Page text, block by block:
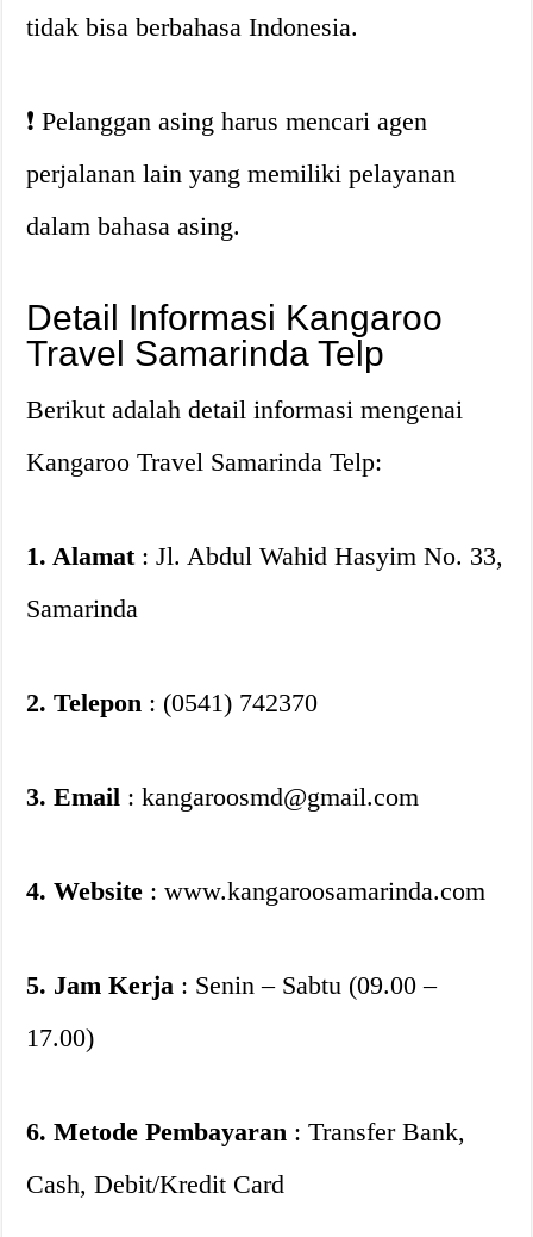
tidak bisa berbahasa Indonesia.
❗️ Pelanggan asing harus mencari agen
perjalanan lain yang memiliki pelayanan
dalam bahasa asing.
Detail Informasi Kangaroo
Travel Samarinda Telp
Berikut adalah detail informasi mengenai
Kangaroo Travel Samarinda Telp:
1. Alamat: Jl. Abdul Wahid Hasyim No. 33,
Samarinda
2. Telepon : (0541) 742370
3. Email : kangaroosmd@gmail.com
4. Website : www.kangaroosamarinda.com
5. Jam Kerja : Senin – Sabtu (09.00 –
17.00)
6. Metode Pembayaran : Transfer Bank,
Cash, Debit/Kredit Card